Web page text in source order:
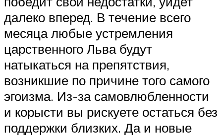
далеко вперед. В течение всего
месяца любые устремления
царственного Льва будут
натыкаться на препятствия,
возникшие по причине того самого
эгоизма. Из-за самовлюбленности
и корысти вы рискуете остаться без
поддержки близких. Да и новые